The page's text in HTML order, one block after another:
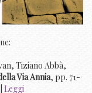
Tiziano Abbà,
Via Annia, pp. 71-
Leggi